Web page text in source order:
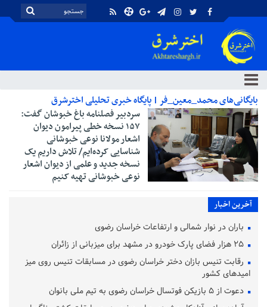
بایگانی‌های محمد_معین_فر | پایگاه خبری تحلیلی اخترشرق
سردبیر فصلنامه باغ خبوشان گفت:
۱۵۷ نسخه خطی پیرامون دیوان
اشعار مولانا نوعی خبوشانی
شناسایی کرده‌ایم/ تلاش داریم یک
نسخه جدید و علمی از دیوان اشعار
نوعی خبوشانی تهیه کنیم
آخرین اخبار
باران در نوار شمالی و ارتفاعات خراسان رضوی
رقابت تنیس بازان دختر خراسان رضوی در مسابقات تنیس روی میز
امیدهای کشور
دعوت از ۵ بازیکن فوتسال خراسان رضوی به تیم ملی بانوان